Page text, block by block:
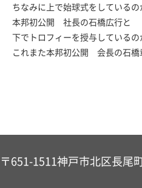
ちなみに上で始球式をしているの
本邦初公開 社長の石橋広行と
下でトロフィーを授与しているの
これまた本邦初公開 会長の石橋
〒651-1511神戸市北区長尾